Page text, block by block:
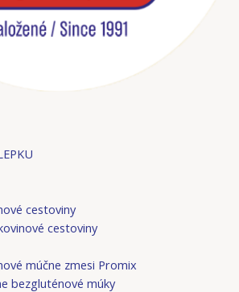
cestoviny
cestoviny
múčne zmesi Promix
bezgluténové múky